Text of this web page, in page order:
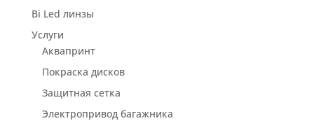
Bi Led линзы
Услуги
Аквапринт
Покраска дисков
Защитная сетка
Электропривод багажника